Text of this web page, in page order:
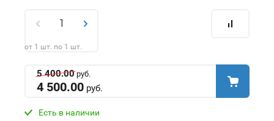
от 1 шт. по 1 шт.
5 400.00руб.
4 500.00 руб.
Есть в наличии